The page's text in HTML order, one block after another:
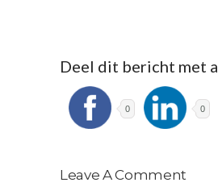
Deel dit bericht met
0 0
Leave A Comment